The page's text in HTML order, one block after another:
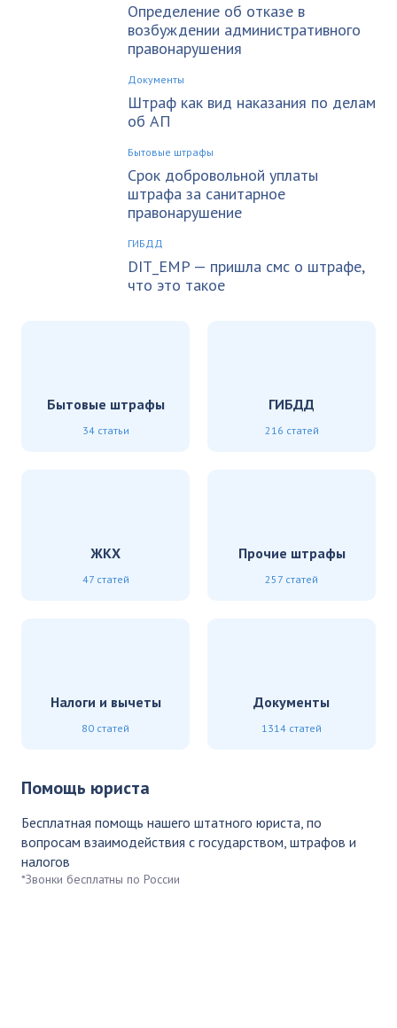
Определение об отказе в
возбуждении административного
правонарушения
Документы
Штраф как вид наказания по делам
об АП
Бытовые штрафы
Срок добровольной уплаты
штрафа за санитарное
правонарушение
ГИБДД
DIT_EMP — пришла смс о штрафе,
что это такое
Бытовые штрафы
34 статьи
ГИБДД
216 статей
ЖКХ
47 статей
Прочие штрафы
257 статей
Налоги и вычеты
80 статей
Документы
1314 статей
Помощь юриста
Бесплатная помощь нашего штатного юриста, по
вопросам взаимодействия с государством, штрафов и
налогов
*Звонки бесплатны по России